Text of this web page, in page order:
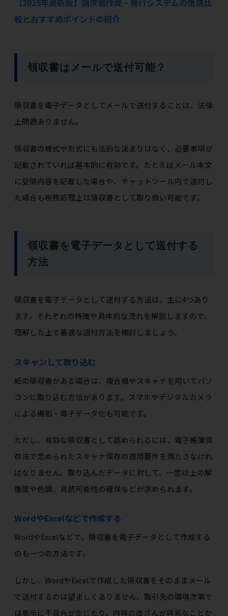
【2025年最新版】請求書作成・発行システムの徹底比
較とおすすめポイントの紹介
領収書はメールで送付可能？
領収書を電子データとしてメールで送付することは、法律
上問題ありません。
領収書の様式や形式にも法的な決まりはなく、必要事項が
記載されていれば基本的に有効です。たとえばメール本文
に受領内容を記載した場合や、チャットツール内で送付し
た場合も税務処理上は領収書として取り扱い可能です。
領収書を電子データとして送付する
方法
領収書を電子データとして送付する方法は、主に4つあり
ます。それぞれの特徴や具体的な流れを解説しますので、
理解した上で最適な送付方法を検討しましょう。
スキャンして取り込む
紙の領収書がある場合は、複合機やスキャナを用いてパソ
コンに取り込む方法があります。スマホやデジタルカメラ
による撮影・電子データ化も可能です。
ただし、有効な領収書として認められるには、電子帳簿保
存法で定められたスキャナ保存の適用要件を満たさなけれ
ばなりません。取り込んだデータに対して、一定以上の解
像度や色調、見読可能性の確保などが求められます。
WordやExcelなどで作成する
WordやExcelなどで、領収書を電子データとして作成する
のも一つの方法です。
しかし、WordやExcelで作成した領収書をそのままメール
で送付するのは望ましくありません。取引先の環境次第で
は表示に不具合が生じたり、内容の改ざんが容易なことか